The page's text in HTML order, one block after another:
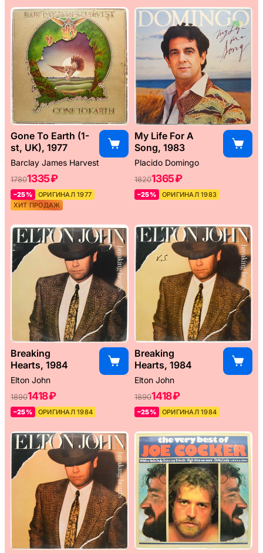
Gone To Earth (1-
st, UK), 1977
Barclay James Harvest
17801335 ₽
–25%
ОРИГИНАЛ 1977
ХИТ ПРОДАЖ
My Life For A
Song, 1983
Placido Domingo
18201365 ₽
–25% ОРИГИНАЛ 1983
Breaking
Hearts, 1984
Elton John
18901418 ₽
–25% ОРИГИНАЛ 1984
Breaking
Hearts, 1984
Elton John
18901418 ₽
–25% ОРИГИНАЛ 1984